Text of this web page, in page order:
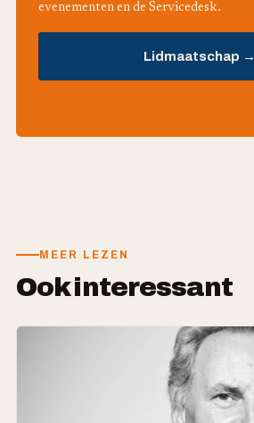
evenementen en de Servicedesk.
Lidmaatschap →
MEER LEZEN
Ook interessant